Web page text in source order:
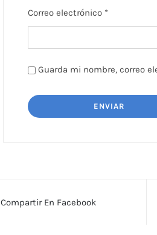
Correo electrónico *
Guarda mi nombre, correo
Compartir En Facebook